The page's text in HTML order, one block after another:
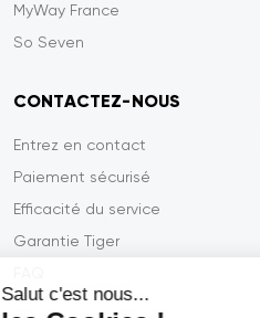
Salut c'est nous...
MyWay France
So Seven
CONTACTEZ-NOUS
Entrez en contact
Paiement sécurisé
Efficacité du service
Garantie Tiger